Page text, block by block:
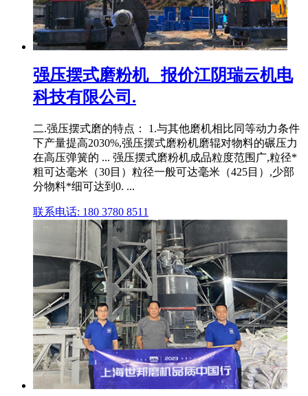
强压摆式磨粉机 _报价江阴瑞云机电
科技有限公司.
二.强压摆式磨的特点： 1.与其他磨机相比同等动力条件
下产量提高2030%,强压摆式磨粉机磨辊对物料的碾压力
在高压弹簧的 ... 强压摆式磨粉机成品粒度范围广,粒径*
粗可达毫米（30目）粒径一般可达毫米（425目）,少部
分物料*细可达到0. ...
联系电话: 180 3780 8511